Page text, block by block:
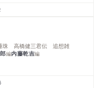
珠 高橋健三君伝 追想雑
編内藤乾吉編